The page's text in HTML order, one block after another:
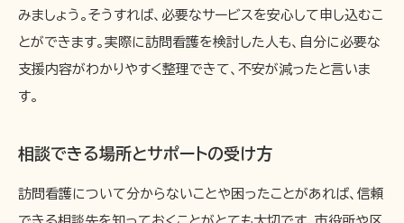
みましょう。そうすれば、必要なサービスを安心して申し込むこ
とができます。実際に訪問看護を検討した人も、自分に必要な
支援内容がわかりやすく整理できて、不安が減ったと言いま
す。
相談できる場所とサポートの受け方
訪問看護について分からないことや困ったことがあれば、信頼